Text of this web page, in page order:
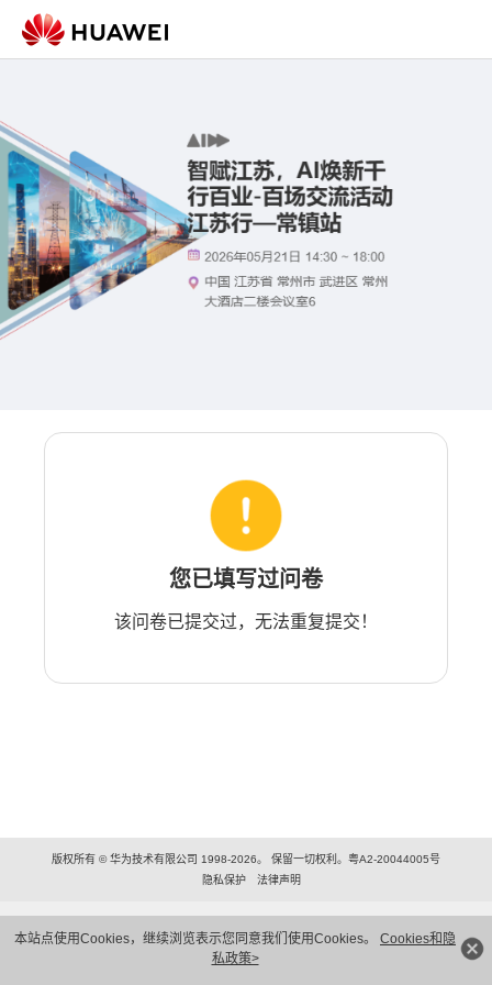
本站点使用Cookies，继续浏览表示您同意我们使用Cookies。 Cookies和隐
私政策>
您已填写过问卷
该问卷已提交过，无法重复提交！
版权所有 © 华为技术有限公司 1998-2026。 保留一切权利。粤A2-20044005号
隐私保护
法律声明